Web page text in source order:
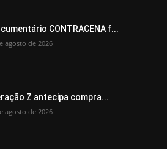
CONTRACENA f...
agosto de 2026
Z antecipa compra...
agosto de 2026